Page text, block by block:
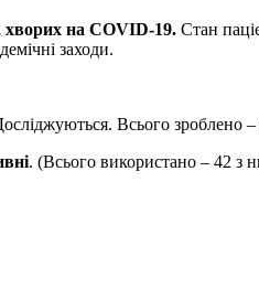
хворих на COVID-19. Стан
заходи.
Всього зроблено
. (Всього використано – 42 з